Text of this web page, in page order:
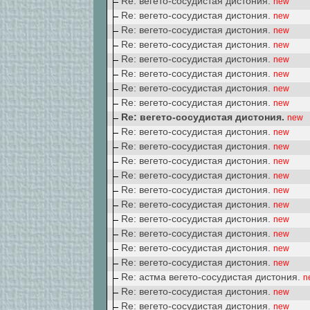
Re: вегето-сосудистая дистония. new
Re: вегето-сосудистая дистония. new
Re: вегето-сосудистая дистония. new
Re: вегето-сосудистая дистония. new
Re: вегето-сосудистая дистония. new
Re: вегето-сосудистая дистония. new
Re: вегето-сосудистая дистония. new
Re: вегето-сосудистая дистония. new
Re: вегето-сосудистая дистония. new
Re: вегето-сосудистая дистония. new
Re: вегето-сосудистая дистония. new
Re: вегето-сосудистая дистония. new
Re: вегето-сосудистая дистония. new
Re: вегето-сосудистая дистония. new
Re: вегето-сосудистая дистония. new
Re: вегето-сосудистая дистония. new
Re: вегето-сосудистая дистония. new
Re: вегето-сосудистая дистония. new
Re: астма вегето-сосудистая дистония.
Re: вегето-сосудистая дистония. new
Re: вегето-сосудистая дистония. new